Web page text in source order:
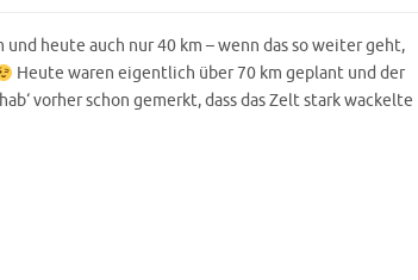
heute auch nur 40 km – wenn das so weiter geht,
Heute waren eigentlich über 70 km geplant und der
vorher schon gemerkt, dass das Zelt stark wackelte